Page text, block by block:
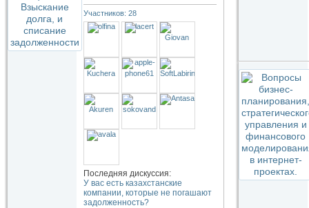
Участников: 28
Последняя дискуссия:
У вас есть казахстанские
компании, которые не погашают
задолженность?